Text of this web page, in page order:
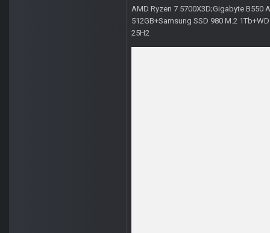
AMD Ryzen 7 5700X3D;Gigabyte B550
512GB+Samsung SSD 980 M.2
25H2